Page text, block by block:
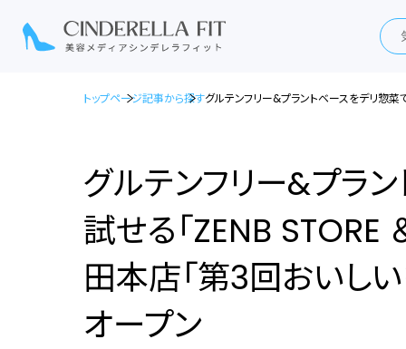
トップページ記事から探すグルテンフリー&プラントベースをデリ惣
グルテンフリー&プラ
試せる「ZENB STORE
田本店「第3回おいし
オープン